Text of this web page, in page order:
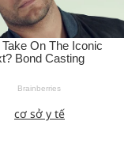
cơ sở y tế